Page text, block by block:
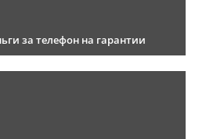
за телефон на гарантии